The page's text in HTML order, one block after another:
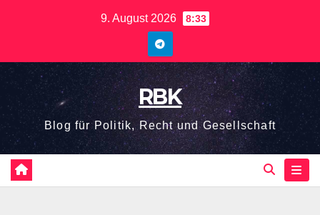
9. August 2026 8:33
RBK
Blog für Politik, Recht und Gesellschaft